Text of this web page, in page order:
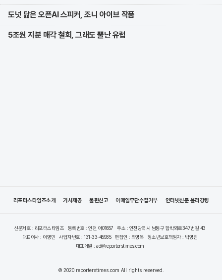
도넛 닮은 오픈AI 스피커, 조니 아이브 작품
5조원 지분 매각 철회, 그래도 뿔난 유럽
리포터스타임즈소개 기사제공 불편신고 이메일무단수집거부 인터넷신문 윤리강령
신문제호 : 리포터스타임즈 등록번호 : 인천 아01657
주소 : 인천광역시 남동구 함박뫼로347번길 43
대표이사 : 이영민
사업자번호 : 131-33-45935 편집인 : 최영옥
청소년보호책임자 : 박영진
대표메일 : ad@reporterstimes.com
© 2020 reporterstimes.com All rights reserved.